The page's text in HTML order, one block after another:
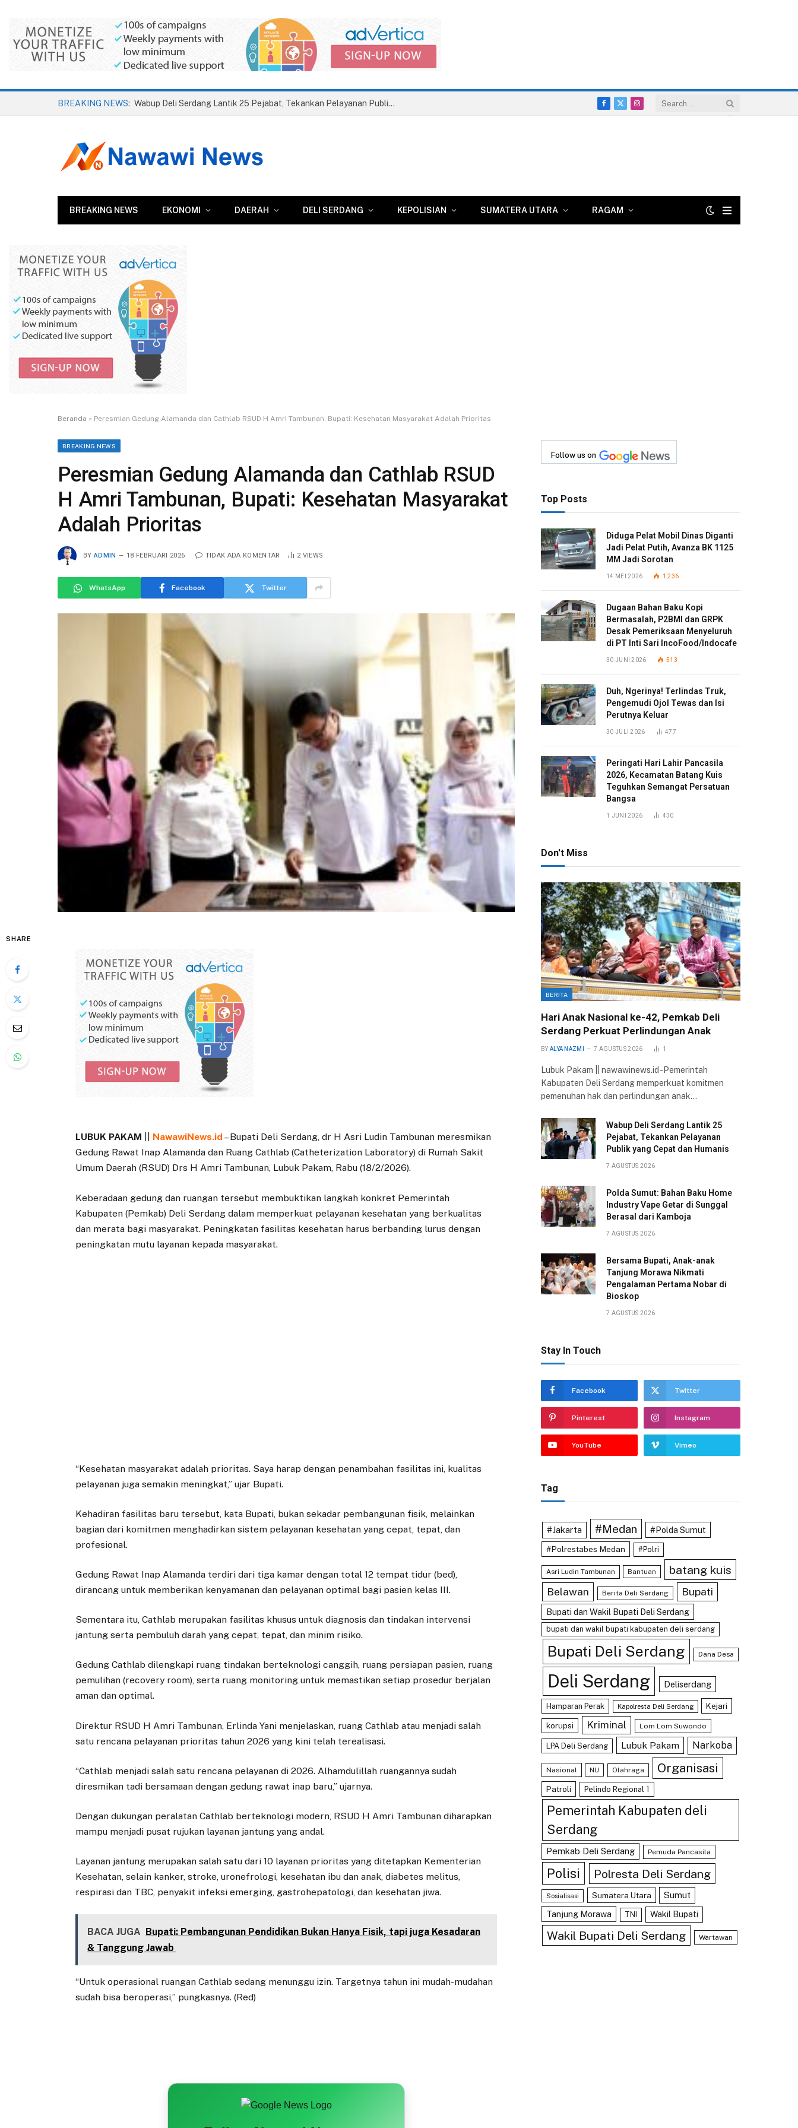
BREAKING NEWS: Wabup Deli Serdang Lantik 25 Pejabat, Tekankan Pelayanan Publik yang Cepat dan Humanis
Facebook
X
Instagram
BREAKING NEWS EKONOMI DAERAH DELI SERDANG KEPOLISIAN SUMATERA UTARA RAGAM
Beranda » Peresmian Gedung Alamanda dan Cathlab RSUD H Amri Tambunan, Bupati: Kesehatan Masyarakat Adalah Prioritas
BREAKING NEWS
Peresmian Gedung Alamanda dan Cathlab RSUD
H Amri Tambunan, Bupati: Kesehatan Masyarakat
Adalah Prioritas
BY ADMIN 18 FEBRUARI 2026 TIDAK ADA KOMENTAR 2 VIEWS
WhatsApp Facebook Twitter
SHARE
LUBUK PAKAM NawawiNews.id – Bupati Deli Serdang, dr H Asri Ludin Tambunan meresmikan
Gedung Rawat Inap Alamanda dan Ruang Cathlab (Catheterization Laboratory) di Rumah Sakit
Umum Daerah (RSUD) Drs H Amri Tambunan, Lubuk Pakam, Rabu (18/2/2026).
Keberadaan gedung dan ruangan tersebut membuktikan langkah konkret Pemerintah
Kabupaten (Pemkab) Deli Serdang dalam memperkuat pelayanan kesehatan yang berkualitas
dan merata bagi masyarakat. Peningkatan fasilitas kesehatan harus berbanding lurus dengan
peningkatan mutu layanan kepada masyarakat.
“Kesehatan masyarakat adalah prioritas. Saya harap dengan penambahan fasilitas ini, kualitas
pelayanan juga semakin meningkat,” ujar Bupati.
Kehadiran fasilitas baru tersebut, kata Bupati, bukan sekadar pembangunan fisik, melainkan
bagian dari komitmen menghadirkan sistem pelayanan kesehatan yang cepat, tepat, dan
profesional.
Gedung Rawat Inap Alamanda terdiri dari tiga kamar dengan total 12 tempat tidur (bed),
dirancang untuk memberikan kenyamanan dan pelayanan optimal bagi pasien kelas III.
Sementara itu, Cathlab merupakan fasilitas khusus untuk diagnosis dan tindakan intervensi
jantung serta pembuluh darah yang cepat, tepat, dan minim risiko.
Gedung Cathlab dilengkapi ruang tindakan berteknologi canggih, ruang persiapan pasien, ruang
pemulihan (recovery room), serta ruang monitoring untuk memastikan setiap prosedur berjalan
aman dan optimal.
Direktur RSUD H Amri Tambunan, Erlinda Yani menjelaskan, ruang Cathlab atau menjadi salah
satu rencana pelayanan prioritas tahun 2026 yang kini telah terealisasi.
“Cathlab menjadi salah satu rencana pelayanan di 2026. Alhamdulillah ruangannya sudah
diresmikan tadi bersamaan dengan gedung rawat inap baru,” ujarnya.
Dengan dukungan peralatan Cathlab berteknologi modern, RSUD H Amri Tambunan diharapkan
mampu menjadi pusat rujukan layanan jantung yang andal.
Layanan jantung merupakan salah satu dari 10 layanan prioritas yang ditetapkan Kementerian
Kesehatan, selain kanker, stroke, uronefrologi, kesehatan ibu dan anak, diabetes melitus,
respirasi dan TBC, penyakit infeksi emerging, gastrohepatologi, dan kesehatan jiwa.
BACA JUGA Bupati: Pembangunan Pendidikan Bukan Hanya Fisik, tapi juga Kesadaran
& Tanggung Jawab
“Untuk operasional ruangan Cathlab sedang menunggu izin. Targetnya tahun ini mudah-mudahan
sudah bisa beroperasi,” pungkasnya. (Red)
Follow us on
Top Posts
Diduga Pelat Mobil Dinas Diganti
Jadi Pelat Putih, Avanza BK 1125
MM Jadi Sorotan
14 MEI 2026 1,236
Dugaan Bahan Baku Kopi
Bermasalah, P2BMI dan GRPK
Desak Pemeriksaan Menyeluruh
di PT Inti Sari IncoFood/Indocafe
30 JUNI 2026 513
Duh, Ngerinya! Terlindas Truk,
Pengemudi Ojol Tewas dan Isi
Perutnya Keluar
30 JULI 2026 477
Peringati Hari Lahir Pancasila
2026, Kecamatan Batang Kuis
Teguhkan Semangat Persatuan
Bangsa
1 JUNI 2026 430
Don't Miss
BERITA
Hari Anak Nasional ke-42, Pemkab Deli
Serdang Perkuat Perlindungan Anak
BY ALYA NAZMI 7 AGUSTUS 2026 1
Lubuk Pakam || nawawinews.id -Pemerintah
Kabupaten Deli Serdang memperkuat komitmen
pemenuhan hak dan perlindungan anak…
Wabup Deli Serdang Lantik 25
Pejabat, Tekankan Pelayanan
Publik yang Cepat dan Humanis
7 AGUSTUS 2026
Polda Sumut: Bahan Baku Home
Industry Vape Getar di Sunggal
Berasal dari Kamboja
7 AGUSTUS 2026
Bersama Bupati, Anak-anak
Tanjung Morawa Nikmati
Pengalaman Pertama Nobar di
Bioskop
7 AGUSTUS 2026
Stay In Touch
Facebook Twitter
Pinterest Instagram
YouTube Vimeo
Tag
#Jakarta #Medan #Polda Sumut
#Polrestabes Medan #Polri
Asri Ludin Tambunan Bantuan batang kuis
Belawan Berita Deli Serdang Bupati
Bupati dan Wakil Bupati Deli Serdang
bupati dan wakil bupati kabupaten deli serdang
Bupati Deli Serdang Dana Desa
Deli Serdang Deliserdang
Hamparan Perak Kapolresta Deli Serdang Kejari
korupsi Kriminal Lom Lom Suwondo
LPA Deli Serdang Lubuk Pakam Narkoba
Nasional NU Olahraga Organisasi
Patroli Pelindo Regional 1
Pemerintah Kabupaten deli
Serdang
Pemkab Deli Serdang Pemuda Pancasila
Polisi Polresta Deli Serdang
Sosialisasi Sumatera Utara
Sumut
Tanjung Morawa
TNI Wakil Bupati
Wakil Bupati Deli Serdang Wartawan